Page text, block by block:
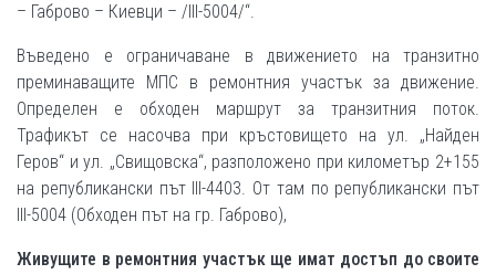
– Габрово – Киевци – /III-5004/“.
Въведено е ограничаване в движението на транзитно
преминаващите МПС в ремонтния участък за движение.
Определен е обходен маршрут за транзитния поток.
Трафикът се насочва при кръстовището на ул. „Найден
Геров“ и ул. „Свищовска“, разположено при километър 2+155
на републикански път III-4403. От там по републикански път
III-5004 (Обходен път на гр. Габрово),
Живущите в ремонтния участък ще имат достъп до своите